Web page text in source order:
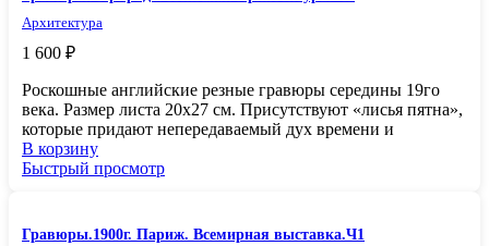
Архитектура
1 600 ₽
Роскошные английские резные гравюры середины 19го
века. Размер листа 20х27 см. Присутствуют «лисья пятна»,
которые придают непередаваемый дух времени и
В корзину
Быстрый просмотр
Гравюры.1900г. Париж. Всемирная выставка.Ч1